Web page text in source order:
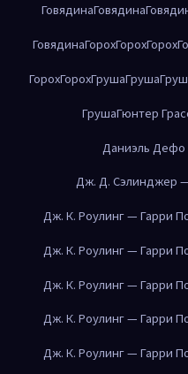
ГовядинаГовядина
ГовядинаГорохГорохГорох
ГорохГорохГрушаГруша
ГрушаГюнтер
Даниэль
Дж. Д. Сэлинджер
Дж. К. Роулинг — Гарри
Дж. К. Роулинг — Гарри
Дж. К. Роулинг — Гарри
Дж. К. Роулинг — Гарри
Дж. К. Роулинг — Гарри